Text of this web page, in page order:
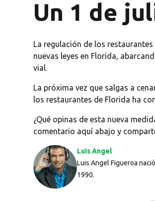
Un 1 de
La regulación de los
nuevas leyes en Florida,
vial.
La próxima vez que salgas a
los restaurantes de Florida ha
¿Qué opinas de esta nueva
comentario aquí abajo y
Luis Angel
Luis Angel Figueroa
1990.